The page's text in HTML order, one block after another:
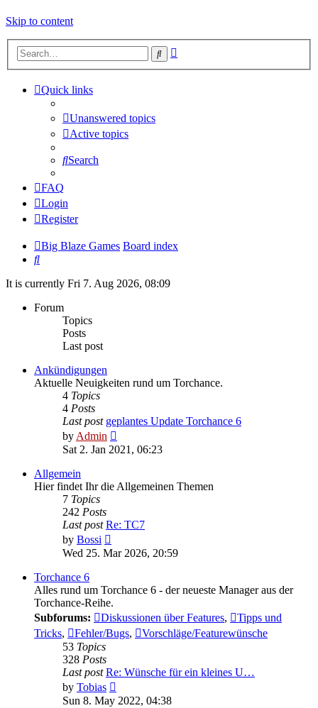
Skip to content
Search
Quick links
Unanswered topics
Active topics
Search
FAQ
Login
Register
Big Blaze Games Board index
Search
It is currently Fri 7. Aug 2026, 08:09
Forum
Topics
Posts
Last post
Ankündigungen
Aktuelle Neuigkeiten rund um Torchance.
4 Topics
4 Posts
Last post geplantes Update Torchance 6
by Admin
the
latest
Sat 2. Jan 2021, 06:23
Allgemein
Hier findet Ihr die Allgemeinen Themen
7 Topics
242 Posts
Last post Re: TC7
by Bossi
the
Wed 25. Mar 2026, 20:59
Torchance 6
Alles rund um Torchance 6 - der neueste Manager aus der
Torchance-Reihe.
Subforums:
Diskussionen über Features,
Tipps und
Tricks, Fehler/Bugs,
Vorschläge/Featurewünsche
53 Topics
328 Posts
Last post Re: Wünsche für ein kleines U…
by Tobias
the
Sun 8. May 2022, 04:38